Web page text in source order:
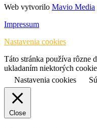
Web vytvorilo Mavio Media
Impressum
Nastavenia cookies
Táto stránka používa rôzne
ukladaním niektorých
Nastavenia cookies
Close